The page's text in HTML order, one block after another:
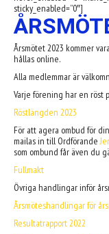
sticky_enabled=”0″]
Årsmötet 2023 kommer
hållas online.
Alla medlemmar är
Varje förening har en röst
Röstlängden 2023
För att agera ombud för
mailas in till Ordförande
som ombund får även du
Fullmakt
Övriga handlingar inför
Årsmöteshandlingar för
Resultatrapport 2022